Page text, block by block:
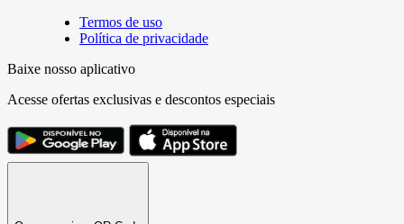
Termos de uso
Política de privacidade
Baixe nosso aplicativo
Acesse ofertas exclusivas e descontos especiais